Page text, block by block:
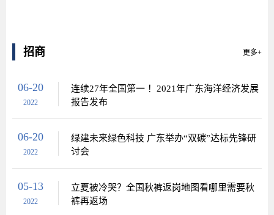
招商 更多+
06-20
2022
连续27年全国第一 ！2021年广东海洋经济发展
报告发布
06-20
2022
绿建未来绿色科技 广东举办“双碳”达标先锋研
讨会
05-13
2022
立夏被冷哭？全国秋裤返岗地图看哪里需要秋
裤再返场